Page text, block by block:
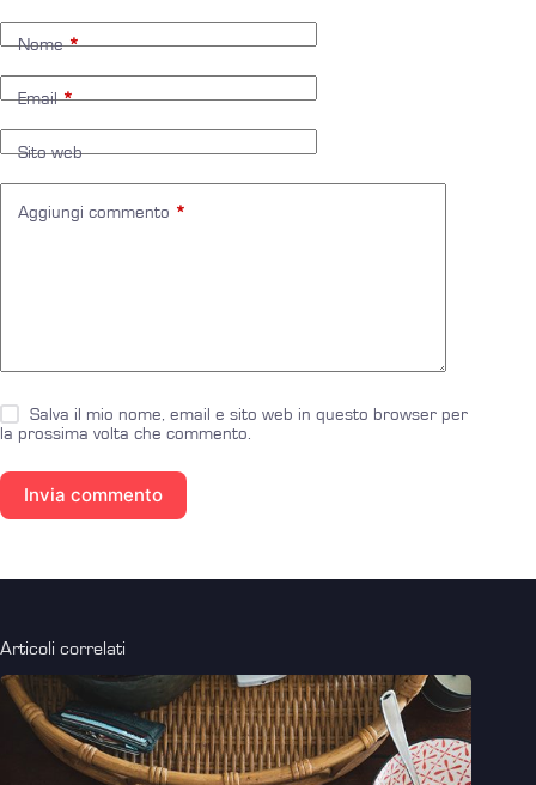
Nome*
Email*
Sito web
Aggiungi commento *
Salva il mio nome, email e sito web in questo browser per
la prossima volta che commento.
Invia commento
Articoli correlati